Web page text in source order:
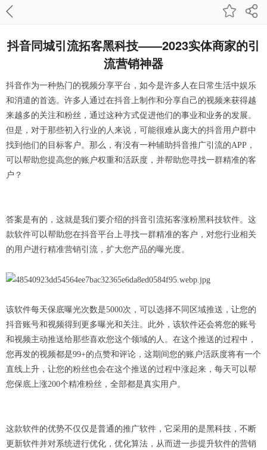
抖音同城引流拓客黑科技——2023实体商家的引
流营销神器
抖音作为一种热门的视频分享平台，如今是许多人在日常生活中娱乐
和消遣的首选。许多人通过在抖音上制作和分享自己的视频来获得越
来越多的关注和粉丝，通过这种方式促进他们的事业和业务的发展。
但是，对于那些初入行业的人来说，可能很难从庞大的抖音用户群中
找到他们的目标客户。那么，有没有一种辅助抖音推广引流的APP，
可以帮助您提高您的账户权重和活跃度，并帮助您寻找一群精准的客
户？
答案是有的，这就是我们要介绍的抖音引流拓客涨粉黑科技软件。这
款软件可以帮助您在抖音平台上寻找一群精准的客户，对您行业相关
的用户进行精准营销引流，扩大您产品的曝光度。
该软件每天保底曝光次数是5000次，可以选择不同区域推送，让您的
抖音账号和视频得到更多曝光和关注。此外，该软件还会将您的账号
和视频主动推送给那些喜欢您这个领域的人。在这个推送的过程中，
您再发的视频都是99+的点赞和评论，这期间您的账户活跃度将有一个
直线上升，让您的粉丝也会在这个推送的过程中涨起来，每天可以帮
您保底上涨200个精准粉丝，全部都是真实用户。
这款软件的优势不仅仅是普通的推广软件，它采用的是黑科技，不断
更新软件并对系统进行优化，优化算法，从而进一步提升软件的营销